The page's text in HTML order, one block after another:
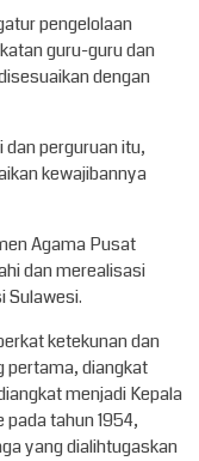
pengelolaan
guru-guru dan
dengan
perguruan itu,
kewajibannya
Agama Pusat
dan merealisasi
Sulawesi.
ketekunan dan
pertama, diangkat
menjadi Kepala
tahun 1954,
yang dialihtugaskan